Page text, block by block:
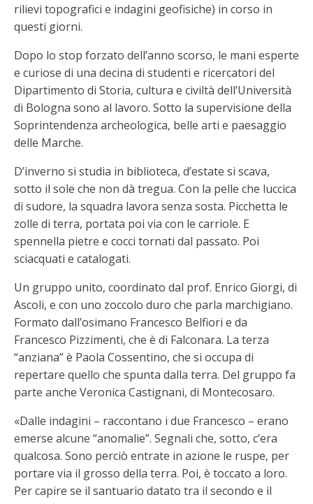
rilievi topografici e indagini geofisiche) in corso in
questi giorni.
Dopo lo stop forzato dell’anno scorso, le mani esperte
e curiose di una decina di studenti e ricercatori del
Dipartimento di Storia, cultura e civiltà dell’Università
di Bologna sono al lavoro. Sotto la supervisione della
Soprintendenza archeologica, belle arti e paesaggio
delle Marche.
D’inverno si studia in biblioteca, d’estate si scava,
sotto il sole che non dà tregua. Con la pelle che luccica
di sudore, la squadra lavora senza sosta. Picchetta le
zolle di terra, portata poi via con le carriole. E
spennella pietre e cocci tornati dal passato. Poi
sciacquati e catalogati.
Un gruppo unito, coordinato dal prof. Enrico Giorgi, di
Ascoli, e con uno zoccolo duro che parla marchigiano.
Formato dall’osimano Francesco Belfiori e da
Francesco Pizzimenti, che è di Falconara. La terza
“anziana” è Paola Cossentino, che si occupa di
repertare quello che spunta dalla terra. Del gruppo fa
parte anche Veronica Castignani, di Montecosaro.
«Dalle indagini – raccontano i due Francesco – erano
emerse alcune “anomalie”. Segnali che, sotto, c’era
qualcosa. Sono perciò entrate in azione le ruspe, per
portare via il grosso della terra. Poi, è toccato a loro.
Per capire se il santuario datato tra il secondo e il